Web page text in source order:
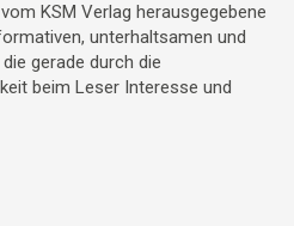
KSM Verlag herausgegebene
unterhaltsamen und
gerade durch die
beim Leser Interesse und